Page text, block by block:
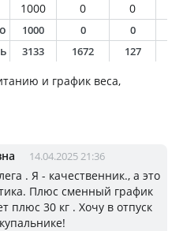
1000 0 0
1000 0 0
3133 1672 127
и график веса,
14.04.2025 21:36
. Я - качественник., а это
Плюс сменный график
плюс 30 кг . Хочу в отпуск